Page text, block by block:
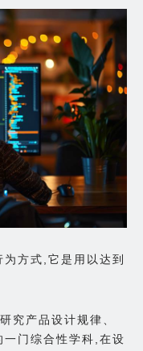
。
方式,它是用以达到
究产品设计规律、
门综合性学科,在设